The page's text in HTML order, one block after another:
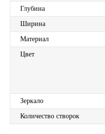
Глубина
Ширина
Материал
Цвет
Зеркало
Количество створок